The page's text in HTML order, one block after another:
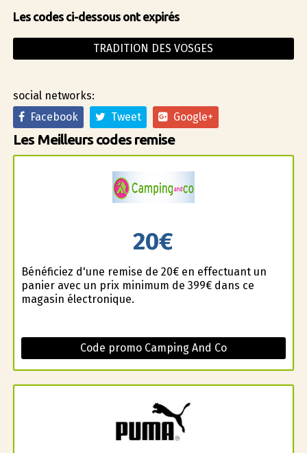
Les codes ci-dessous ont expirés
TRADITION DES VOSGES
social networks:
Facebook
Tweet Google+
Les Meilleurs codes remise
20€
Bénéficiez d'une remise de 20€ en effectuant un
panier avec un prix minimum de 399€ dans ce
magasin électronique.
Code promo Camping And Co